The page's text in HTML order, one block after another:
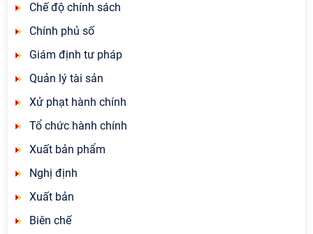
Chế độ chính sách
Chính phủ số
Giám định tư pháp
Quản lý tài sản
Xử phạt hành chính
Tổ chức hành chính
Xuất bản phẩm
Nghị định
Xuất bản
Biên chế